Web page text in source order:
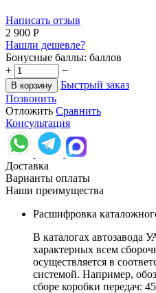
Написать отзыв
2 900 Р
Нашли дешевле?
Бонусные баллы: баллов
+
−
В корзину
Быстрый заказ
Позвонить
Отложить Сравнить
Консультация
Доставка
Варианты оплаты
Наши преимущества
Расшифровка
В каталогах автозавода
характерных всем
осуществляется в
системой. Например,
сборе коробки передач: